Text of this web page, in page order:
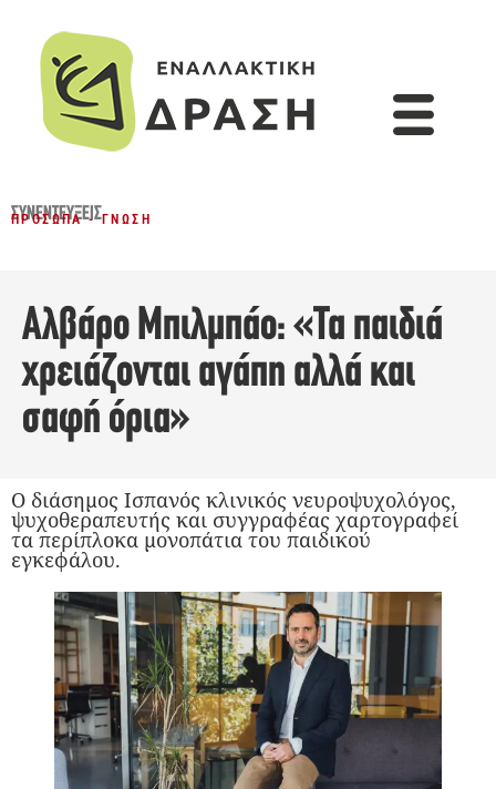
ΣΥΝΕΝΤΕΎΞΕΙΣ
ΠΡΌΣΩΠΑ - ΓΝΏΣΗ
Αλβάρο Μπιλμπάο: «Τα παιδιά
χρειάζονται αγάπη αλλά και
σαφή όρια»
Ο διάσημος Ισπανός κλινικός νευροψυχολόγος,
ψυχοθεραπευτής και συγγραφέας χαρτογραφεί
τα περίπλοκα μονοπάτια του παιδικού
εγκεφάλου.